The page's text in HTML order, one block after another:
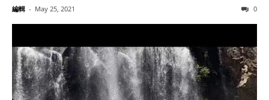
編輯 - May 25, 2021 0